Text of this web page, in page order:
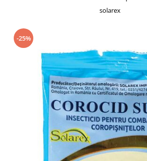
Adjuvanti
Tratamente samanta
Dezinfectanti sol, nematocide
Moluscocide
Garduri electrice
Aparate gard electric
Conductori gard electric
Izolatori si accesorii gard electric
Panouri solare si baterii
solarex
-25%